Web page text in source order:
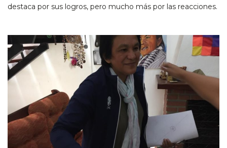
destaca por sus logros, pero mucho más por las reacciones.